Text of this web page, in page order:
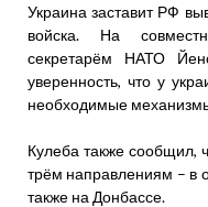
Украина заставит РФ
войска. На
секретарём НАТО
уверенность, что у
необходимые
Кулеба также сообщил,
трём направлениям – в
также на Донбассе.